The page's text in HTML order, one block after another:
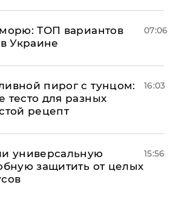
ТОП вариантов
Украине
07:06
пирог с тунцом:
тесто для разных
рецепт
16:03
универсальную
защитить от целых
15:56